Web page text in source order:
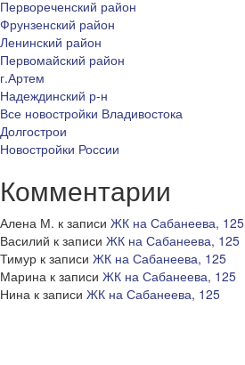
Первореченский район
Фрунзенский район
Ленинский район
Первомайский район
г.Артем
Надеждинский р-н
Все новостройки Владивостока
Долгострои
Новостройки России
Комментарии
Алена М. к записи ЖК на Сабанеева, 125
Василий к записи ЖК на Сабанеева, 125
Тимур к записи ЖК на Сабанеева, 125
Марина к записи ЖК на Сабанеева, 125
Нина к записи ЖК на Сабанеева, 125